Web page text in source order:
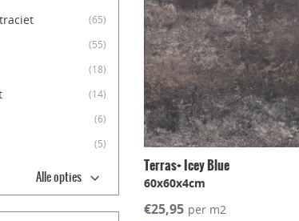
(65)
(55)
(18)
(14)
(6)
(5)
Alle opties
Terras+ Icey Blue
60x60x4cm
€25,95 per m2